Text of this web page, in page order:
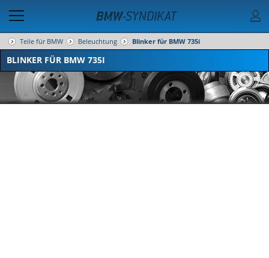
Teile für BMW Beleuchtung Blinker für BMW 735i
BLINKER FÜR BMW 735I